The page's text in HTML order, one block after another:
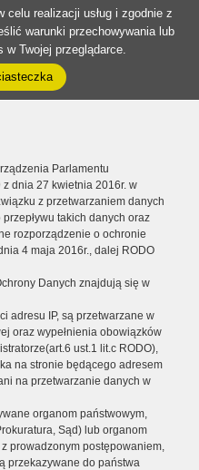
realizacji usług i zgodnie z
warunki przechowywania lub
w Twojej przeglądarce.
Parlamentu
dnia 27 kwietnia 2016r. w
z przetwarzaniem danych
takich danych oraz
rozporządzenie o ochronie
4 maja 2016r., dalej RODO
Danych znajdują się w
adresu IP, są przetwarzane w
oraz wypełnienia obowiązków
ust.1 lit.c RODO),
na stronie będącego adresem
na przetwarzanie danych w
organom państwowym,
Sąd) lub organom
prowadzonym postępowaniem,
przekazywane do państwa